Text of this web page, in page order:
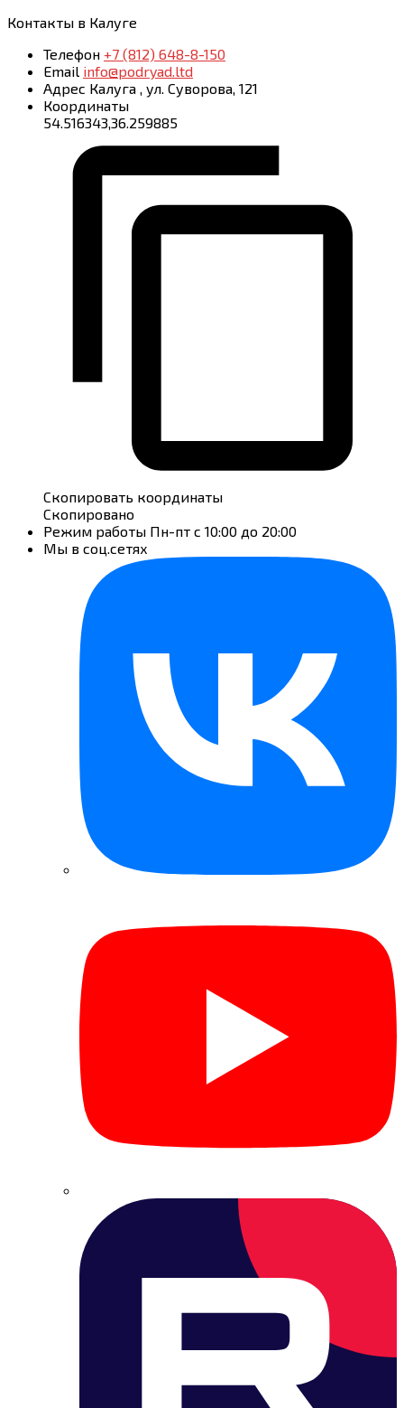
Контакты в Калуге
Телефон +7 (812) 648-8-150
Email info@podryad.ltd
Адрес Калуга , ул. Суворова, 121
Координаты
54.516343,36.259885
Скопировать координаты
Скопировано
Режим работы Пн-пт с 10:00 до 20:00
Мы в соц.сетях